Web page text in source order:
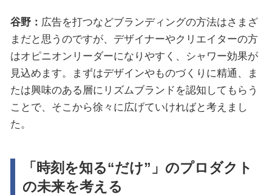
谷野： 広告を打つなどブランディングの方法はさまざ
まだと思うのですが、デザイナーやクリエイターの方
はオピニオンリーダーになりやすく、シャワー効果が
見込めます。まずはデザインやものづくりに精通、ま
たは興味のある層にリズムブランドを認知してもらう
ことで、そこから徐々に広げていければと考えまし
た。
「時刻を知る“だけ”」のプロダクト
の未来を考える